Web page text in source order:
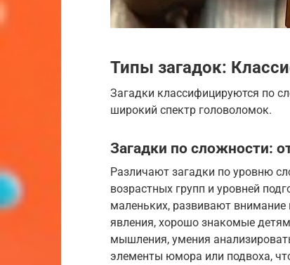
Типы загадок:
Загадки классифицируются по
широкий спектр головоломок.
Загадки по сложности:
Различают загадки по уровню
возрастных групп и уровней
маленьких, развивают
явления, хорошо знакомые
мышления, умения
элементы юмора или подвоха,